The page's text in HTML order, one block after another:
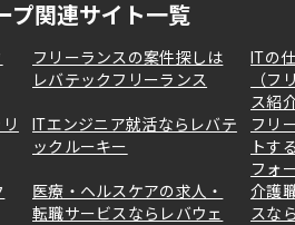
プ関連サイト一覧
フリーランスの案件探しは
レバテックフリーランス
ITの
（フ
ス紹
ITエンジニア就活ならレバテ
ックルーキー
フリ
トす
フォ
医療・ヘルスケアの求人・
転職サービスならレバウェ
介護
スな